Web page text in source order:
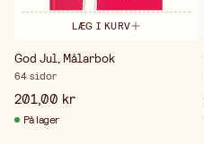
LÆG I KURV
God Jul, Målarbok
64 sidor
201,00 kr
På lager